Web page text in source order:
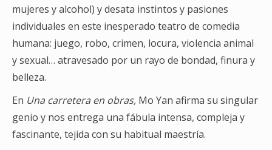
mujeres y alcohol) y desata instintos y pasiones
individuales en este inesperado teatro de comedia
humana: juego, robo, crimen, locura, violencia animal
y sexual… atravesado por un rayo de bondad, finura y
belleza.
En Una carretera en obras, Mo Yan afirma su singular
genio y nos entrega una fábula intensa, compleja y
fascinante, tejida con su habitual maestría.